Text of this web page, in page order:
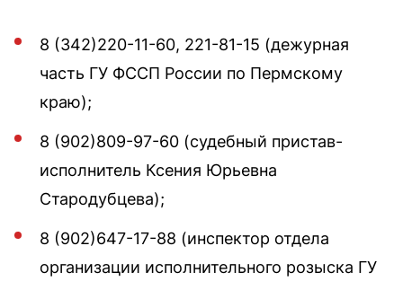
8 (342)220-11-60, 221-81-15 (дежурная
часть ГУ ФССП России по Пермскому
краю);
8 (902)809-97-60 (судебный пристав-
исполнитель Ксения Юрьевна
Стародубцева);
8 (902)647-17-88 (инспектор отдела
организации исполнительного розыска ГУ